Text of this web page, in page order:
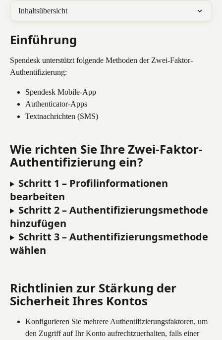
Inhaltsübersicht
Einführung
Spendesk unterstützt folgende Methoden der Zwei-Faktor-
Authentifizierung:
Spendesk Mobile-App
Authenticator-Apps
Textnachrichten (SMS)
Wie richten Sie Ihre Zwei-Faktor-
Authentifizierung ein?
Schritt 1 – Profilinformationen
bearbeiten
Schritt 2 – Authentifizierungsmethode
hinzufügen
Schritt 3 – Authentifizierungsmethode
wählen
Richtlinien zur Stärkung der
Sicherheit Ihres Kontos
Konfigurieren Sie mehrere Authentifizierungsfaktoren, um
den Zugriff auf Ihr Konto aufrechtzuerhalten, falls einer